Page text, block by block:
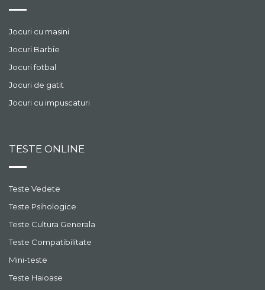
Jocuri cu masini
Jocuri Barbie
Jocuri fotbal
Jocuri de gatit
Jocuri cu impuscaturi
TESTE ONLINE
Teste Vedete
Teste Psihologice
Teste Cultura Generala
Teste Compatibilitate
Mini-teste
Teste Haioase